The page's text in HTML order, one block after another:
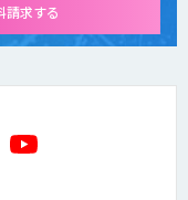
請求する